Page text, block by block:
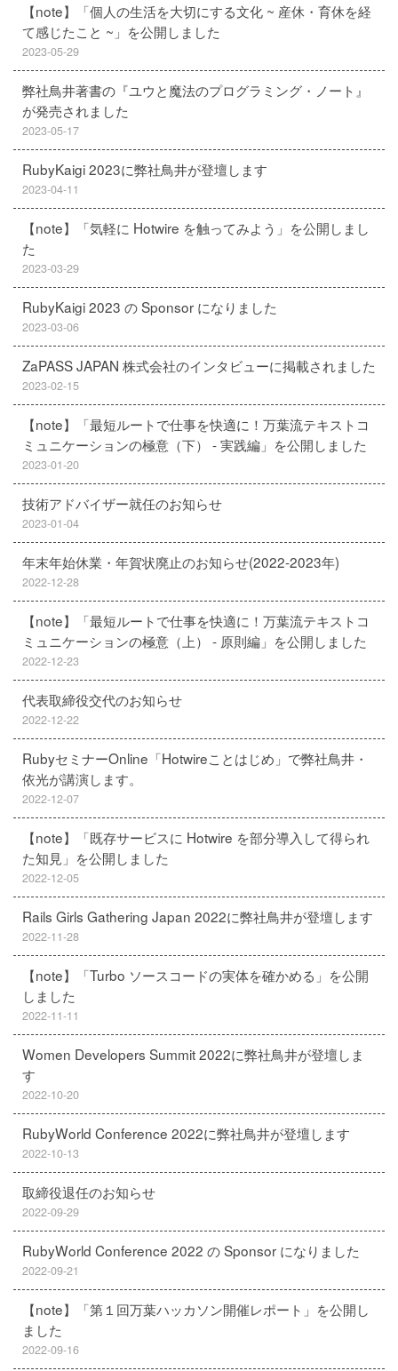
【note】「個人の生活を大切にする文化 ~ 産休・育休を経
て感じたこと ~」を公開しました
2023-05-29
弊社鳥井著書の『ユウと魔法のプログラミング・ノート』
が発売されました
2023-05-17
RubyKaigi 2023に弊社鳥井が登壇します
2023-04-11
【note】「気軽に Hotwire を触ってみよう」を公開しまし
た
2023-03-29
RubyKaigi 2023 の Sponsor になりました
2023-03-06
ZaPASS JAPAN 株式会社のインタビューに掲載されました
2023-02-15
【note】「最短ルートで仕事を快適に！万葉流テキストコ
ミュニケーションの極意（下） - 実践編」を公開しました
2023-01-20
技術アドバイザー就任のお知らせ
2023-01-04
年末年始休業・年賀状廃止のお知らせ(2022-2023年)
2022-12-28
【note】「最短ルートで仕事を快適に！万葉流テキストコ
ミュニケーションの極意（上） - 原則編」を公開しました
2022-12-23
代表取締役交代のお知らせ
2022-12-22
RubyセミナーOnline「Hotwireことはじめ」で弊社鳥井・
依光が講演します。
2022-12-07
【note】「既存サービスに Hotwire を部分導入して得られ
た知見」を公開しました
2022-12-05
Rails Girls Gathering Japan 2022に弊社鳥井が登壇します
2022-11-28
【note】「Turbo ソースコードの実体を確かめる」を公開
しました
2022-11-11
Women Developers Summit 2022に弊社鳥井が登壇しま
す
2022-10-20
RubyWorld Conference 2022に弊社鳥井が登壇します
2022-10-13
取締役退任のお知らせ
2022-09-29
RubyWorld Conference 2022 の Sponsor になりました
2022-09-21
【note】「第１回万葉ハッカソン開催レポート」を公開し
ました
2022-09-16